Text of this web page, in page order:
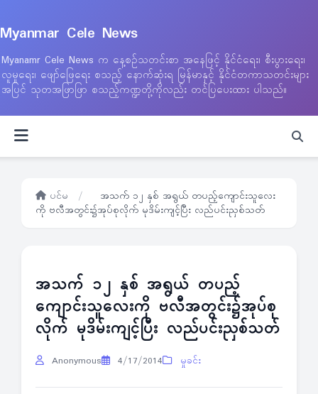
Myanmar Cele News
Myanamr Cele News က နေ့စဉ်သတင်းစာ အနေဖြင့် နိုင်ငံရေး၊ စီးပွားရေး၊
လူမှုရေး၊ ဖျော်ဖြေရေး စသည့် နောက်ဆုံးရ မြန်မာနှင့် နိုင်ငံတကာသတင်းများ
အပြင် သုတအဖြာဖြာ စသည့်ကဏ္ဍတို့ကိုလည်း တင်ပြပေးထား ပါသည်။
ပင်မ /
အသက် ၁၂ နှစ် အရွယ် တပည့်ကျောင်းသူလေး
ကို ဗလီအတွင်း၌အုပ်စုလိုက် မုဒိမ်းကျင့်ပြီး လည်ပင်းညှစ်သတ်
အသက် ၁၂ နှစ် အရွယ် တပည့်
ကျောင်းသူလေးကို ဗလီအတွင်း၌အုပ်စု
လိုက် မုဒိမ်းကျင့်ပြီး လည်ပင်းညှစ်သတ်
Anonymous 4/17/2014 မှုခင်း